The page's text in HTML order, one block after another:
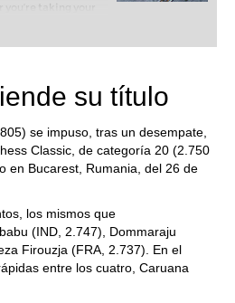
taking your
chess, or already
FRITZ, you can
and with a
su título
se impuso, tras un desempate,
Classic, de categoría 20 (2.750
en Bucarest, Rumania, del 26 de
los mismos que
(IND, 2.747), Dommaraju
Firouzja (FRA, 2.737). En el
entre los cuatro, Caruana